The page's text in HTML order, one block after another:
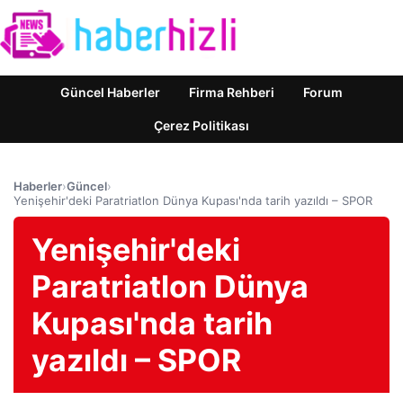
Güncel Haberler Firma Rehberi Forum
Çerez Politikası
Haberler›Güncel›
Yenişehir'deki Paratriatlon Dünya Kupası'nda tarih yazıldı – SPOR
Yenişehir'deki
Paratriatlon Dünya
Kupası'nda tarih
yazıldı – SPOR